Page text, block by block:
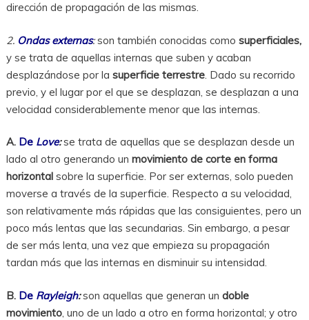
dirección de propagación de las mismas.
2. Ondas externas:son también conocidas como superficiales,
y se trata de aquellas internas que suben y acaban
desplazándose por la superficie terrestre. Dado su recorrido
previo, y el lugar por el que se desplazan, se desplazan a una
velocidad considerablemente menor que las internas.
A. De Love: se trata de aquellas que se desplazan desde un
lado al otro generando un movimiento de corte en forma
horizontalsobre la superficie. Por ser externas, solo pueden
moverse a través de la superficie. Respecto a su velocidad,
son relativamente más rápidas que las consiguientes, pero un
poco más lentas que las secundarias. Sin embargo, a pesar
de ser más lenta, una vez que empieza su propagación
tardan más que las internas en disminuir su intensidad.
B. De Rayleigh: son aquellas que generan un doble
movimiento, uno de un lado a otro en forma horizontal; y otro